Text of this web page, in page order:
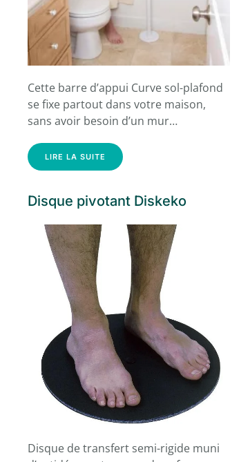
Cette barre d’appui Curve sol-plafond
se fixe partout dans votre maison,
sans avoir besoin d’un mur…
LIRE LA SUITE
Disque pivotant Diskeko
Disque de transfert semi-rigide muni